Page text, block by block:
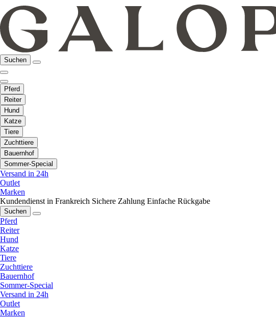
Suchen
Pferd
Reiter
Hund
Katze
Tiere
Zuchttiere
Bauernhof
Sommer-Special
Versand in 24h
Outlet
Marken
Kundendienst in Frankreich Sichere Zahlung Einfache Rückgabe
Suchen
Pferd
Reiter
Hund
Katze
Tiere
Zuchttiere
Bauernhof
Sommer-Special
Versand in 24h
Outlet
Marken